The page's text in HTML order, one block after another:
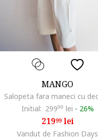
MANGO
Initial: 29999 lei - 26%
21999lei
Vandut de Fashion Days